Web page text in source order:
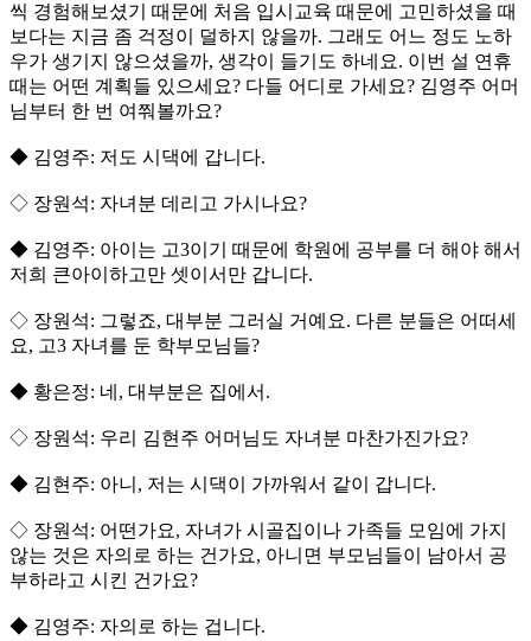
씩 경험해보셨기 때문에 처음 입시교육 때문에 고민하셨을 때
보다는 지금 좀 걱정이 덜하지 않을까. 그래도 어느 정도 노하
우가 생기지 않으셨을까, 생각이 들기도 하네요. 이번 설 연휴
때는 어떤 계획들 있으세요? 다들 어디로 가세요? 김영주 어머
님부터 한 번 여쭤볼까요?
◆ 김영주: 저도 시댁에 갑니다.
◇ 장원석: 자녀분 데리고 가시나요?
◆ 김영주: 아이는 고3이기 때문에 학원에 공부를 더 해야 해서
저희 큰아이하고만 셋이서만 갑니다.
◇ 장원석: 그렇죠, 대부분 그러실 거예요. 다른 분들은 어떠세
요, 고3 자녀를 둔 학부모님들?
◆ 황은정: 네, 대부분은 집에서.
◇ 장원석: 우리 김현주 어머님도 자녀분 마찬가진가요?
◆ 김현주: 아니, 저는 시댁이 가까워서 같이 갑니다.
◇ 장원석: 어떤가요, 자녀가 시골집이나 가족들 모임에 가지
않는 것은 자의로 하는 건가요, 아니면 부모님들이 남아서 공
부하라고 시킨 건가요?
◆ 김영주: 자의로 하는 겁니다.